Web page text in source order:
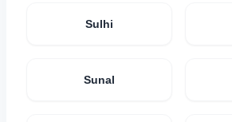
Sulhi
Sunal